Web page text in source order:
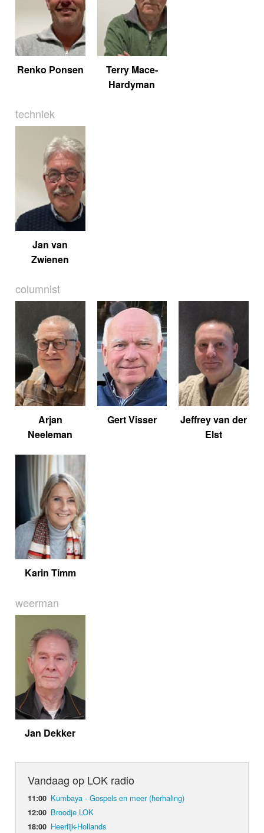
Renko Ponsen
Terry Mace-
Hardyman
techniek
Jan van
Zwienen
columnist
Arjan
Neeleman
Gert Visser
Jeffrey van der
Elst
Karin Timm
weerman
Jan Dekker
Vandaag op LOK radio
11:00 Kumbaya - Gospels en meer (herhaling)
12:00 Broodje LOK
18:00 Heerlijk-Hollands